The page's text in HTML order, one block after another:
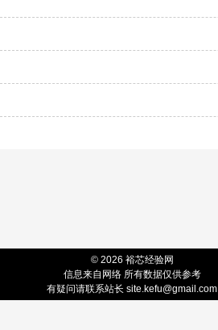
© 2026 裕芯经验网
信息来自网络 所有数据仅供参考
有疑问请联系站长 site.kefu@gmail.com